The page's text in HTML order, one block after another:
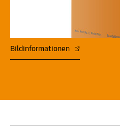
Bildinformationen